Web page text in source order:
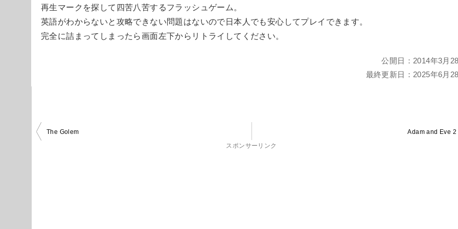
再生マークを探して四苦八苦するフラッシュゲーム。
英語がわからないと攻略できない問題はないので日本人でも安心してプレイできます。
完全に詰まってしまったら画面左下からリトライしてください。
公開日： 2014年3月
最終更新日： 2025年6月
投
The Golem
Adam and Eve 2
スポンサーリンク